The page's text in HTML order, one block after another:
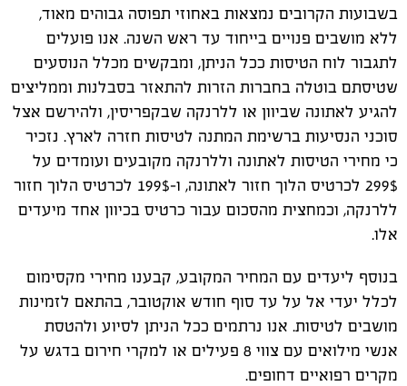
בשבועות הקרובים נמצאות באחוזי תפוסה גבוהים מאוד,
ללא מושבים פנויים בייחוד עד ראש השנה. אנו פועלים
לתגבור לוח הטיסות ככל הניתן, ומבקשים מכלל הנוסעים
שטיסתם בוטלה בחברות הזרות להתאזר בסבלנות וממליצים
להגיע לאתונה שביוון או ללרנקה שבקפריסין, ולהירשם אצל
סוכני הנסיעות ברשימת המתנה לטיסות חזרה לארץ. נזכיר
כי מחירי הטיסות לאתונה וללרנקה מקובעים ועומדים על
299$ לכרטיס הלוך חזור לאתונה, ו-199$ לכרטיס הלוך חזור
ללרנקה, וכמחצית מהסכום עבור כרטיס בכיוון אחד מיעדים
אלו.
בנוסף ליעדים עם המחיר המקובע, קבענו מחירי מקסימום
לכלל יעדי אל על עד סוף חודש אוקטובר, בהתאם לזמינות
מושבים לטיסות. אנו נרתמים ככל הניתן לסיוע ולהטסת
אנשי מילואים עם צווי 8 פעילים או למקרי חירום בדגש על
מקרים רפואיים דחופים.